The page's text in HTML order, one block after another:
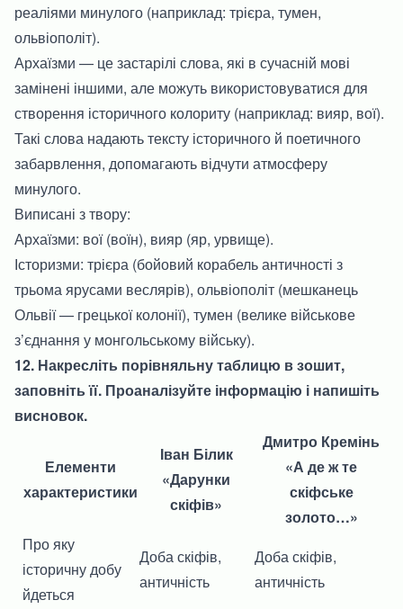
реаліями минулого (наприклад: трієра, тумен,
ольвіополіт).
Архаїзми — це застарілі слова, які в сучасній мові
замінені іншими, але можуть використовуватися для
створення історичного колориту (наприклад: вияр, вої).
Такі слова надають тексту історичного й поетичного
забарвлення, допомагають відчути атмосферу
минулого.
Виписані з твору:
Архаїзми: вої (воїн), вияр (яр, урвище).
Історизми: трієра (бойовий корабель античності з
трьома ярусами веслярів), ольвіополіт (мешканець
Ольвії — грецької колонії), тумен (велике військове
з’єднання у монгольському війську).
12. Накресліть порівняльну таблицю в зошит,
заповніть її. Проаналізуйте інформацію і напишіть
висновок.
Елементи
характеристики
Іван Білик
«Дарунки
скіфів»
Дмитро Кремінь
«А де ж те
скіфське
золото…»
Про яку
історичну добу
йдеться
Доба скіфів,
античність
Доба скіфів,
античність